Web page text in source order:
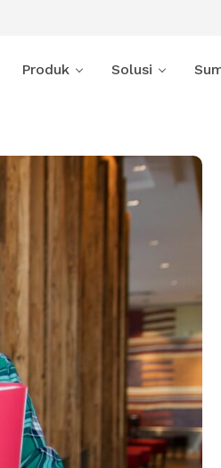
Produk Solusi